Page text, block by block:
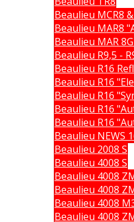
Beaulieu MCR8
Beaulieu MAR8
Beaulieu MAR
Beaulieu R9,5 -
Beaulieu R16
Beaulieu R16
Beaulieu R16
Beaulieu R16
Beaulieu R16
Beaulieu NEWS
Beaulieu 2008 S
Beaulieu 4008 S
Beaulieu 4008
Beaulieu 4008
Beaulieu 4008
Beaulieu 4008